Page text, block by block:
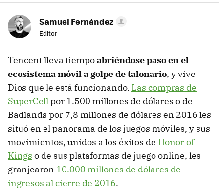
Samuel Fernández
Editor
Tencent lleva tiempoabriéndose paso en el
ecosistema móvil a golpe de talonario, y vive
Dios que le está funcionando. Las compras de
SuperCellpor 1.500 millones de dólares o de
Badlands por 7,8 millones de dólares en 2016 les
situó en el panorama de los juegos móviles, y sus
movimientos, unidos a los éxitos de Honor of
Kings o de sus plataformas de juego online, les
granjearon 10.000 millones de dólares de
ingresos al cierre de 2016.